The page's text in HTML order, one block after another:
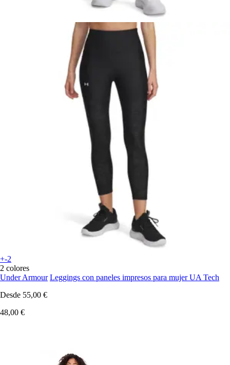
+-2
2 colores
Under Armour Leggings con paneles impresos para mujer UA Tech
Desde 55,00 €
48,00 €